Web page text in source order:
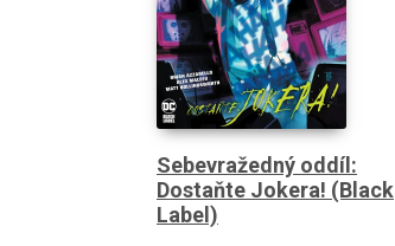
Sebevražedný oddíl:
Dostaňte Jokera! (Black
Label)